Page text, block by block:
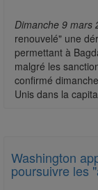
Dimanche 9 mars
renouvelé" une
permettant à
malgré les
confirmé
Unis dans la
Washington
poursuivre les